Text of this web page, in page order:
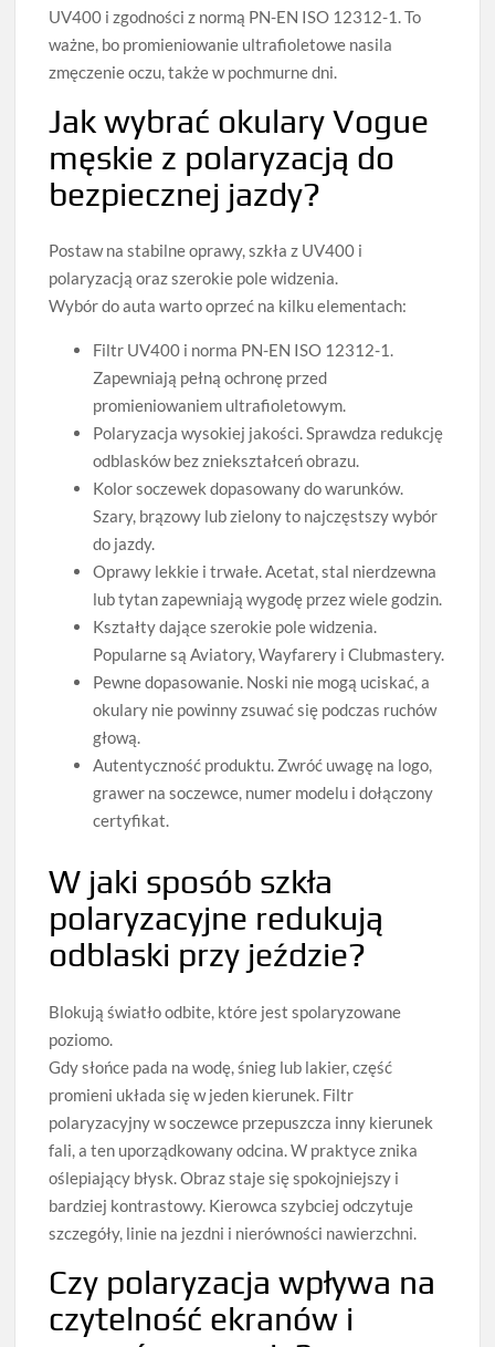
UV400 i zgodności z normą PN-EN ISO 12312-1. To
ważne, bo promieniowanie ultrafioletowe nasila
zmęczenie oczu, także w pochmurne dni.
Jak wybrać okulary Vogue
męskie z polaryzacją do
bezpiecznej jazdy?
Postaw na stabilne oprawy, szkła z UV400 i
polaryzacją oraz szerokie pole widzenia.
Wybór do auta warto oprzeć na kilku elementach:
Filtr UV400 i norma PN-EN ISO 12312-1.
Zapewniają pełną ochronę przed
promieniowaniem ultrafioletowym.
Polaryzacja wysokiej jakości. Sprawdza redukcję
odblasków bez zniekształceń obrazu.
Kolor soczewek dopasowany do warunków.
Szary, brązowy lub zielony to najczęstszy wybór
do jazdy.
Oprawy lekkie i trwałe. Acetat, stal nierdzewna
lub tytan zapewniają wygodę przez wiele godzin.
Kształty dające szerokie pole widzenia.
Popularne są Aviatory, Wayfarery i Clubmastery.
Pewne dopasowanie. Noski nie mogą uciskać, a
okulary nie powinny zsuwać się podczas ruchów
głową.
Autentyczność produktu. Zwróć uwagę na logo,
grawer na soczewce, numer modelu i dołączony
certyfikat.
W jaki sposób szkła
polaryzacyjne redukują
odblaski przy jeździe?
Blokują światło odbite, które jest spolaryzowane
poziomo.
Gdy słońce pada na wodę, śnieg lub lakier, część
promieni układa się w jeden kierunek. Filtr
polaryzacyjny w soczewce przepuszcza inny kierunek
fali, a ten uporządkowany odcina. W praktyce znika
oślepiający błysk. Obraz staje się spokojniejszy i
bardziej kontrastowy. Kierowca szybciej odczytuje
szczegóły, linie na jezdni i nierówności nawierzchni.
Czy polaryzacja wpływa na
czytelność ekranów i